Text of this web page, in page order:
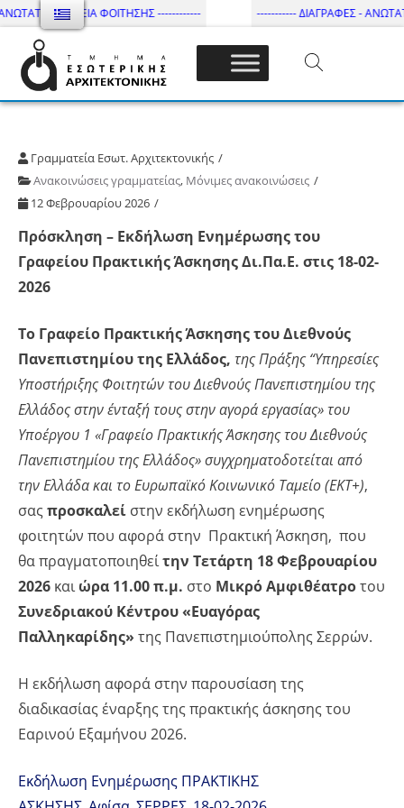
ΔΙΑΡΚΕΙΑ ΦΟΙΤΗΣΗΣ ------------ ----------- ΔΙΑΓΡΑΦΕΣ -
Τμήμα Εσωτ. Αρχιτεκτονικής – ΔΙ.ΠΑ.Ε
Γραμματεία Εσωτ. Αρχιτεκτονικής
Ανακοινώσεις γραμματείας, Μόνιμες ανακοινώσεις
12 Φεβρουαρίου 2026
Πρόσκληση – Εκδήλωση Ενημέρωσης του
Γραφείου Πρακτικής Άσκησης Δι.Πα.Ε. στις 18-02-
2026
Το Γραφείο Πρακτικής Άσκησης του Διεθνούς
Πανεπιστημίου της Ελλάδος, της Πράξης “Υπηρεσίες
Υποστήριξης Φοιτητών του Διεθνούς Πανεπιστημίου της
Ελλάδος στην ένταξή τους στην αγορά εργασίας» του
Υποέργου 1 «Γραφείο Πρακτικής Άσκησης του Διεθνούς
Πανεπιστημίου της Ελλάδος» συγχρηματοδοτείται από
την Ελλάδα και το Ευρωπαϊκό Κοινωνικό Ταμείο (ΕΚΤ+),
σας προσκαλεί στην εκδήλωση ενημέρωσης
φοιτητών που αφορά στην Πρακτική Άσκηση, που
θα πραγματοποιηθείτην Τετάρτη 18 Φεβρουαρίου
2026 και ώρα 11.00 π.μ. στο Μικρό Αμφιθέατροτου
Συνεδριακού Κέντρου «Ευαγόρας
Παλληκαρίδης» της Πανεπιστημιούπολης Σερρών.
Η εκδήλωση αφορά στην παρουσίαση της
διαδικασίας έναρξης της πρακτικής άσκησης του
Εαρινού Εξαμήνου 2026.
Εκδήλωση Ενημέρωσης ΠΡΑΚΤΙΚΗΣ